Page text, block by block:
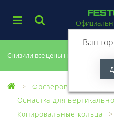
Снизили все цены на 20%, успей
Ваш
Фрезерование
Оснастка для
Копировальные кольца